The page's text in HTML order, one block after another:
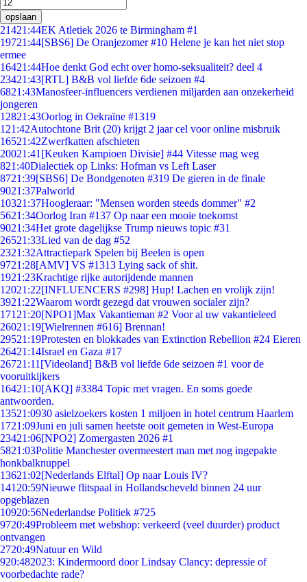
opslaan
21421:44EK Atletiek 2026 te Birmingham #1
19721:44[SBS6] De Oranjezomer #10 Helene je kan het niet stop
ermee
16421:44Hoe denkt God echt over homo-seksualiteit? deel 4
23421:43[RTL] B&B vol liefde 6de seizoen #4
6821:43Manosfeer-influencers verdienen miljarden aan onzekerheid
jongeren
12821:43Oorlog in Oekraïne #1319
1 21:42Autochtone Brit (20) krijgt 2 jaar cel voor online misbruik
16521:42Zwerfkatten afschieten
20021:41 [Keuken Kampioen Divisie] #44 Vitesse mag weg
821:40Dialectiek op Links: Hofman vs Left Laser
8721:39[SBS6] De Bondgenoten #319 De gieren in de finale
9021:37Palworld
10321:37Hoogleraar: "Mensen worden steeds dommer" #2
5621:34Oorlog Iran #137 Op naar een mooie toekomst
9021:34Het grote dagelijkse Trump nieuws topic #31
26521:33Lied van de dag #52
2321:32Attractiepark Spelen bij Beelen is open
9721:28[AMV] VS #1313 Lying sack of shit.
1921:23Krachtige rijke autorijdende mannen
12021:22[INFLUENCERS #298] Hup! Lachen en vrolijk zijn!
3921:22Waarom wordt gezegd dat vrouwen socialer zijn?
171 21:20[NPO1]Max Vakantieman #2 Voor al uw vakantieleed
26021:19[Wielrennen #616] Brennan!
29521:19Protesten en blokkades van Extinction Rebellion #24 Eieren
26421:14Israel en Gaza #17
26721:11 [Videoland] B&B vol liefde 6de seizoen #1 voor de
vooruitkijkers
16421:10[AKQ] #3384 Topic met vragen. En soms goede
antwoorden.
13521:0930 asielzoekers kosten 1 miljoen in hotel centrum Haarlem
1721:09Juni en juli samen heetste ooit gemeten in West-Europa
23421:06[NPO2] Zomergasten 2026 #1
5821:03Politie Manchester overmeestert man met nog ingepakte
honkbalknuppel
13621:02[Nederlands Elftal] Op naar Louis IV?
141 20:59Nieuwe flitspaal in Hollandscheveld binnen 24 uur
opgeblazen
10920:56Nederlandse Politiek #725
9720:49Probleem met webshop: verkeerd (veel duurder) product
ontvangen
2720:49Natuur en Wild
920:482023: Kindermoord door Lindsay Clancy: depressie of
voorbedachte rade?